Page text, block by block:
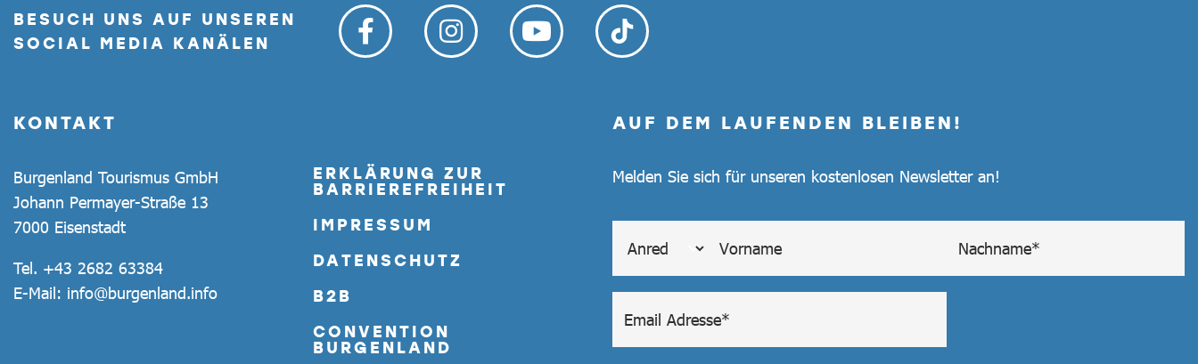
BESUCH UNS AUF UNSEREN
SOCIAL MEDIA KANÄLEN
KONTAKT
Burgenland Tourismus GmbH
Johann Permayer-Straße 13
7000 Eisenstadt
Tel. +43 2682 63384
E-Mail: info@burgenland.info
ERKLÄRUNG ZUR
BARRIEREFREIHEIT
IMPRESSUM
DATENSCHUTZ
B2B
CONVENTION
BURGENLAND
AUF DEM LAUFENDEN BLEIBEN!
Melden Sie sich für unseren kostenlosen Newsletter an!